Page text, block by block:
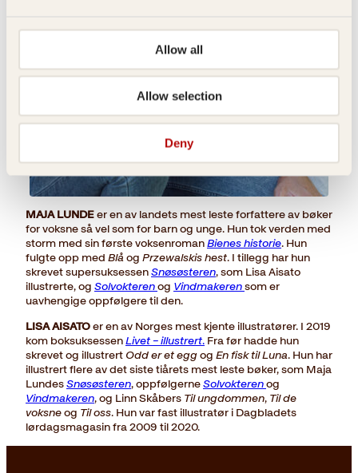
Allow all
Allow selection
Deny
MAJA LUNDEer en av landets mest leste forfattere av bøker
for voksne så vel som for barn og unge. Hun tok verden med
storm med sin første voksenromanBienes historie. Hun
fulgte opp med Blåog Przewalskis hest. I tillegg har hun
skrevet supersuksessenSnøsøsteren, som Lisa Aisato
illustrerte, og Solvokterenog Vindmakerensom er
uavhengige oppfølgere til den.
LISA AISATOer en av Norges mest kjente illustratører. I 2019
kom boksuksessenLivet – illustrert. Fra før hadde hun
skrevet og illustrert Odd er et eggog En fisk til Luna. Hun har
illustrert flere av det siste tiårets mest leste bøker, som Maja
LundesSnøsøsteren, oppfølgerneSolvokterenog
Vindmakeren, og Linn Skåbers Til ungdommen, Til de
voksneog Til oss. Hun var fast illustratør i Dagbladets
lørdagsmagasin fra 2009 til 2020.